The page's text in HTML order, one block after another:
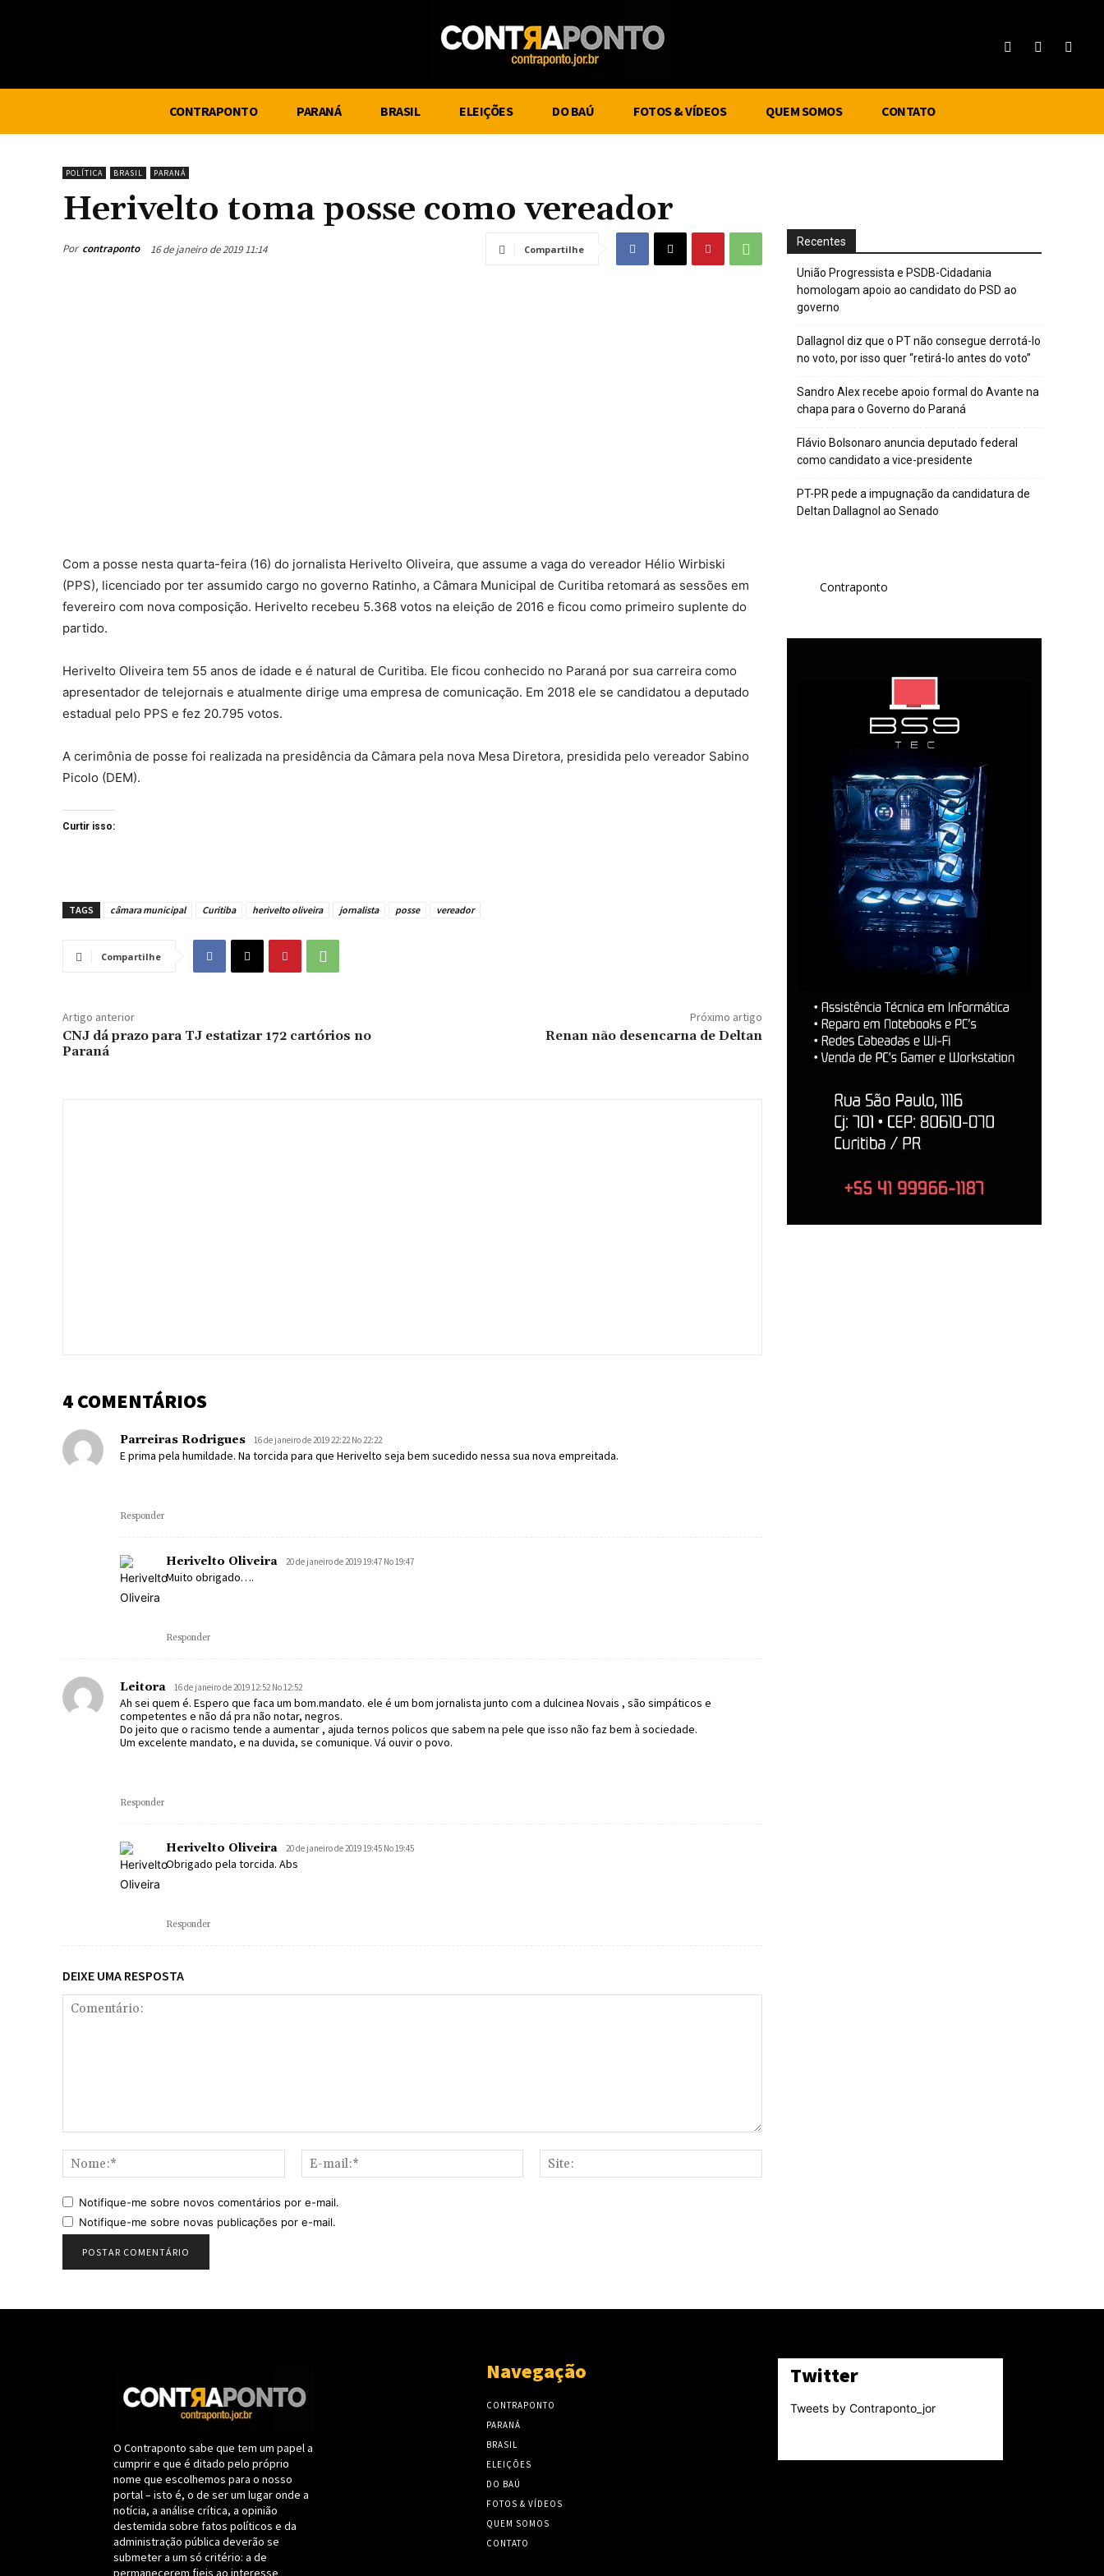
CONTRAPONTO PARANÁ BRASIL ELEIÇÕES DO BAÚ FOTOS & VÍDEOS QUEM SOMOS CONTATO
POLÍTICA BRASIL PARANÁ
Herivelto toma posse como vereador
Por contraponto 16 de janeiro de 2019 11:14 Compartilhe
Com a posse nesta quarta-feira (16) do jornalista Herivelto Oliveira, que assume a vaga do vereador Hélio Wirbiski
(PPS), licenciado por ter assumido cargo no governo Ratinho, a Câmara Municipal de Curitiba retomará as sessões em
fevereiro com nova composição. Herivelto recebeu 5.368 votos na eleição de 2016 e ficou como primeiro suplente do
partido.
Herivelto Oliveira tem 55 anos de idade e é natural de Curitiba. Ele ficou conhecido no Paraná por sua carreira como
apresentador de telejornais e atualmente dirige uma empresa de comunicação. Em 2018 ele se candidatou a deputado
estadual pelo PPS e fez 20.795 votos.
A cerimônia de posse foi realizada na presidência da Câmara pela nova Mesa Diretora, presidida pelo vereador Sabino
Picolo (DEM).
Curtir isso:
TAGS câmara municipal Curitiba herivelto oliveira jornalista posse vereador
Compartilhe
Artigo anterior
CNJ dá prazo para TJ estatizar 172 cartórios no
Paraná
Próximo artigo
Renan não desencarna de Deltan
4 COMENTÁRIOS
Parreiras Rodrigues 16 de janeiro de 2019 22:22 No 22:22
E prima pela humildade. Na torcida para que Herivelto seja bem sucedido nessa sua nova empreitada.
Responder
Herivelto Oliveira 20 de janeiro de 2019 19:47 No 19:47
Muito obrigado….
Responder
Leitora 16 de janeiro de 2019 12:52 No 12:52
Ah sei quem é. Espero que faca um bom.mandato. ele é um bom jornalista junto com a dulcinea Novais , são simpáticos e
competentes e não dá pra não notar, negros.
Do jeito que o racismo tende a aumentar , ajuda ternos policos que sabem na pele que isso não faz bem à sociedade.
Um excelente mandato, e na duvida, se comunique. Vá ouvir o povo.
Responder
Herivelto Oliveira 20 de janeiro de 2019 19:45 No 19:45
Obrigado pela torcida. Abs
Responder
DEIXE UMA RESPOSTA
Nome:*
mail:*
Notifique-me sobre novos comentários por e-mail.
Notifique-me sobre novas publicações por e-mail.
Recentes
União Progressista e PSDB-Cidadania
homologam apoio ao candidato do PSD ao
governo
Dallagnol diz que o PT não consegue derrotá-lo
no voto, por isso quer “retirá-lo antes do voto”
Sandro Alex recebe apoio formal do Avante na
chapa para o Governo do Paraná
Flávio Bolsonaro anuncia deputado federal
como candidato a vice-presidente
PT-PR pede a impugnação da candidatura de
Deltan Dallagnol ao Senado
Contraponto
O Contraponto sabe que tem um papel a
cumprir e que é ditado pelo próprio
nome que escolhemos para o nosso
portal – isto é, o de ser um lugar onde a
notícia, a análise crítica, a opinião
destemida sobre fatos políticos e da
administração pública deverão se
submeter a um só critério: a de
permanecerem fieis ao interesse
Navegação
CONTRAPONTO
PARANÁ
BRASIL
ELEIÇÕES
DO BAÚ
FOTOS & VÍDEOS
QUEM SOMOS
CONTATO
Twitter
Tweets by Contraponto_jor